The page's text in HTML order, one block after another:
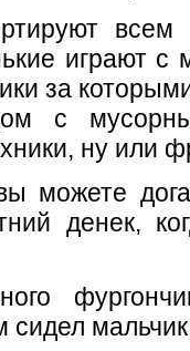
играют с
за
с
ну или
можете
денек,